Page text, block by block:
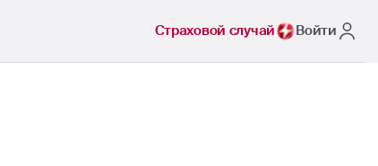
Страховой случай Войти